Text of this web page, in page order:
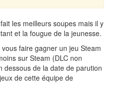
les meilleurs soupes mais il y
et la fougue de la jeunesse.
faire gagner un jeu Steam
sur Steam (DLC non
dessous de la date de parution
de cette équipe de